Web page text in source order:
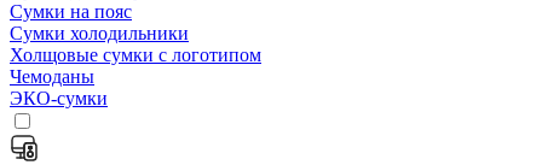
Сумки на пояс
Сумки холодильники
Холщовые сумки с логотипом
Чемоданы
ЭКО-сумки